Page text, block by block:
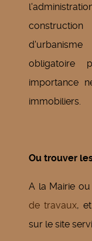
obligatoire
importance
immobiliers.
Ou trouver
A la Mairie
de travaux, et
sur le site